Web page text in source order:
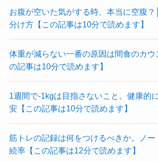
お腹が空いた気がする時、本当に空腹？
分け方【この記事は10分で読めます】
体重が減らない一番の原因は間食のカウ
の記事は10分で読めます】
1週間で-1kgは目指さないこと。健康的
安【この記事は10分で読めます】
筋トレの記録は何をつけるべきか。ノー
続率【この記事は12分で読めます】